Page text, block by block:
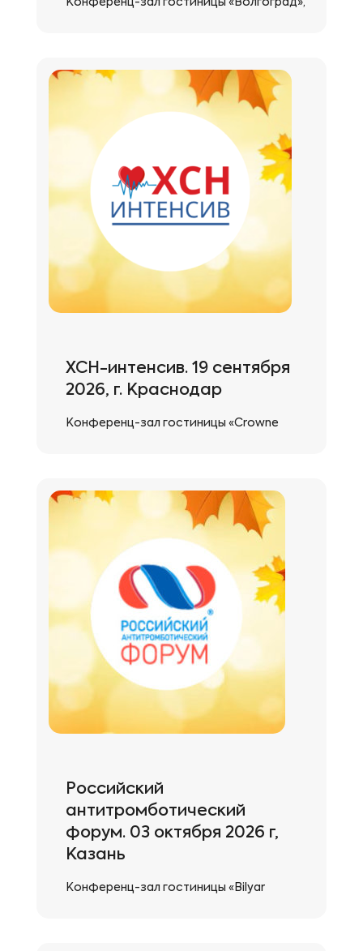
Конференц-зал гостиницы «Волгоград»,
ХСН-интенсив. 19 сентября
2026, г. Краснодар
Конференц-зал гостиницы «Crowne
Российский
антитромботический
форум. 03 октября 2026 г,
Казань
Конференц-зал гостиницы «Bilyar